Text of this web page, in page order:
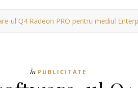
ul Q4 Radeon PRO pentru mediul
În PUBLICITATE